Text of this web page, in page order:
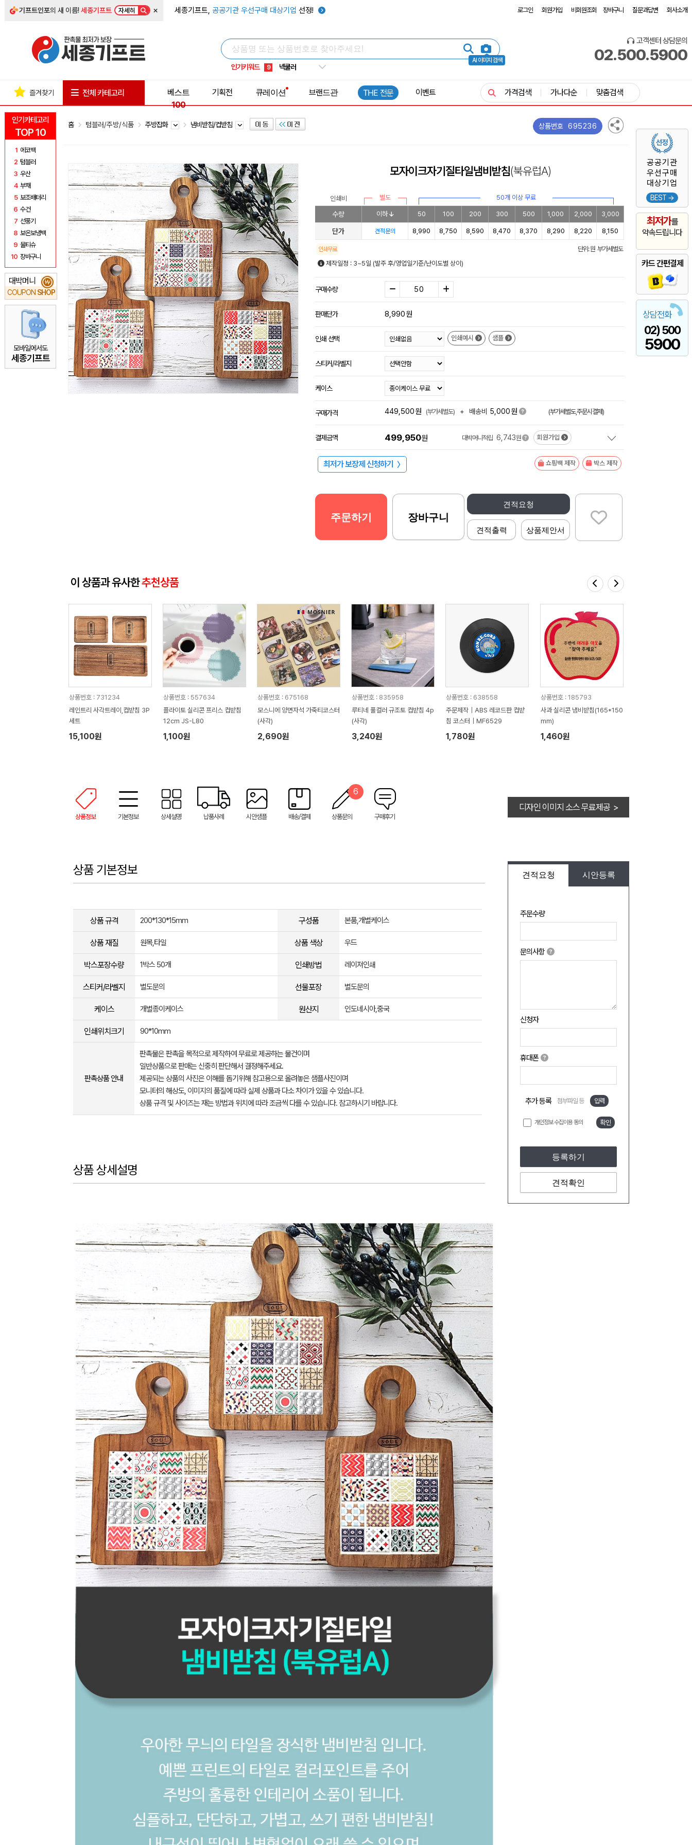
기프트인포의 새 이름!세종기프트 자세히 × 세종기프트, 공공기관 우선구매 대상기업 선정! 로그인 회원가입 비회원조회 장바구니 질문과답변 회사소개
AI 이미지 검색
인기키워드
6 우산
9 넥쿨러
10 타포린가방
고객센터 상담문의
02.500.5900
인기카테고리
TOP 10
1 에코백
2 텀블러
3 우산
4 부채
5 보조배터리
6 수건
7 선풍기
8 보온보냉백
9 물티슈
10 장바구니
대박머니
COUPON SHOP
₩
모바일에서도
세종기프트
공공기관
우선구매
대상기업
BEST →
최저가를
약속드립니다
카드 간편결제
상담전화
02) 500
5900
즐겨찾기 전체 카테고리
베스트
100
기획전 큐레이션 브랜드관 THE 전문 이벤트 가격검색 가나다순 맞춤검색
홈 텀블러/주방/식품 주방잡화 냄비받침/컵받침 상품번호 695236
모자이크자기질타일냄비받침(북유럽A)
인쇄비 별도 50개 이상 무료
수량 이하 50 100 200 300 500 1,000 2,000 3,000
단가 견적문의 8,990 8,750 8,590 8,470 8,370 8,290 8,220 8,150
인쇄무료
단위: 원 부가세별도
제작일정 : 3~5일 (발주 후/영업일기준/난이도별 상이)
구매수량
판매단가 8,990원
인쇄 선택 인쇄예시 샘플
스티커/라벨지
케이스
구매가격 449,500원 (부가세별도) + 배송비 5,000원 (부가세별도,주문시결제)
결제금액 499,950원 대박머니적립 6,743원 회원가입
최저가 보장제 신청하기 〉 쇼핑백 제작 박스 제작
견적요청
견적출력 상품제안서
주문하기 장바구니
이 상품과 유사한추천상품
상품번호 : 731234
레인트리 사각트레이,컵받침 3P
세트
15,100원
상품번호 : 557634
플라이토 실리콘 프리스 컵받침
12cm JS-L80
1,100원
상품번호 : 675168
모스니에 양면자석 가죽티코스터
(사각)
2,690원
상품번호 : 835958
루티네 풀컬러 규조토 컵받침 4p
(사각)
3,240원
상품번호 : 638558
주문제작｜ABS 레코드판 컵받
침 코스터｜MF6529
1,780원
상품번호 : 185793
사과 실리콘 냄비받침(165*150
mm)
1,460원
상품정보 기본정보 상세설명 납품사례 시안샘플 배송/결제 상품문의
6
구매후기
디자인 이미지 소스 무료제공 >
견적요청 시안등록
주문수량
문의사항
신청자
휴대폰
추가 등록 첨부파일 등 입력
개인정보 수집이용 동의 확인
등록하기
견적확인
상품 기본정보
상품 규격 200*130*15mm 구성품 본품,개별케이스
상품 재질 원목,타일 상품 색상 우드
박스포장수량 1박스 50개 인쇄방법 레이져인쇄
스티커/라벨지 별도문의 선물포장 별도문의
케이스 개별종이케이스 원산지 인도네시아,중국
인쇄위치크기 90*10mm
판촉상품 안내
판촉물은 판촉을 목적으로 제작하여 무료로 제공하는 물건이며
일반상품으로 판매는 신중히 판단해서 결정해주세요.
제공되는 상품의 사진은 이해를 돕기위해 참고용으로 올려놓은 샘플사진이며
모니터의 해상도, 이미지의 품질에 따라 실제 상품과 다소 차이가 있을 수 있습니다.
상품 규격 및 사이즈는 재는 방법과 위치에 따라 조금씩 다를 수 있습니다. 참고하시기 바랍니다.
상품 상세설명